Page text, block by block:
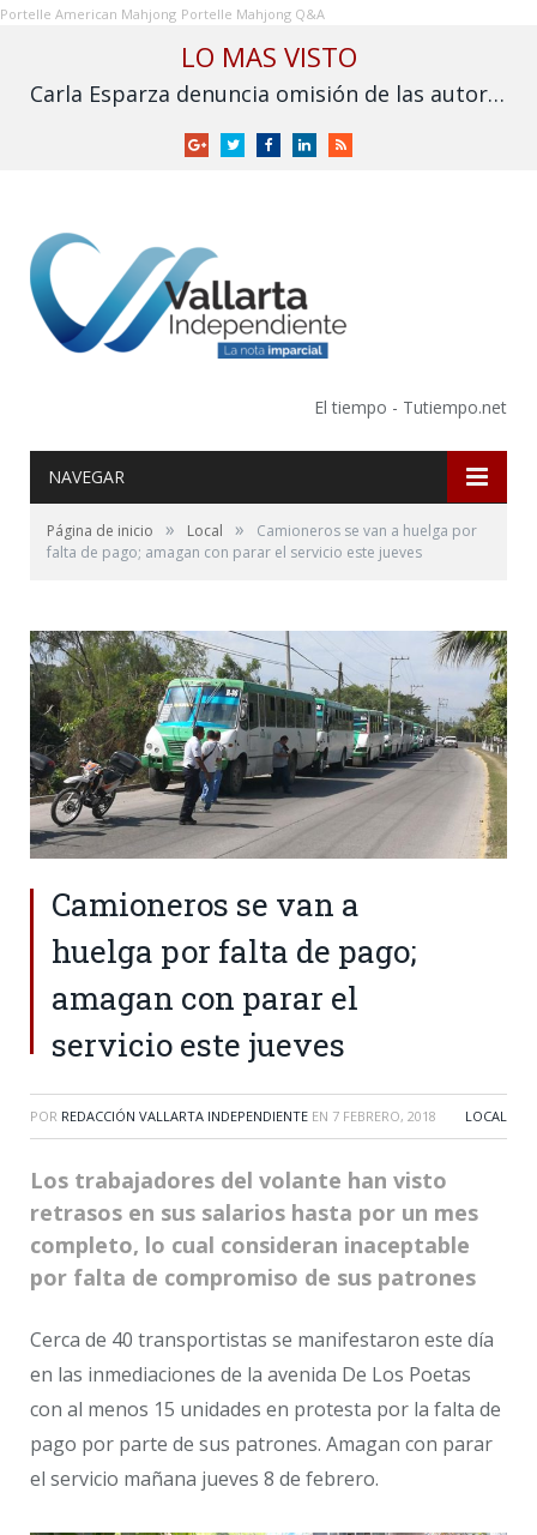
Portelle American Mahjong Portelle Mahjong Q&A
LO MAS VISTO
Carla Esparza denuncia omisión de las autoridades por inundación en Nuevo Nayarit
GoogleTwitterFacebookLinkedInRSS
El tiempo - Tutiempo.net
NAVEGAR
Página de inicio » Local »
Camioneros se van a huelga por
falta de pago; amagan con parar el servicio este jueves
Camioneros se van a
huelga por falta de pago;
amagan con parar el
servicio este jueves
POR REDACCIÓN VALLARTA INDEPENDIENTE EN 7 FEBRERO, 2018 LOCAL
Los trabajadores del volante han visto
retrasos en sus salarios hasta por un mes
completo, lo cual consideran inaceptable
por falta de compromiso de sus patrones
Cerca de 40 transportistas se manifestaron este día
en las inmediaciones de la avenida De Los Poetas
con al menos 15 unidades en protesta por la falta de
pago por parte de sus patrones. Amagan con parar
el servicio mañana jueves 8 de febrero.